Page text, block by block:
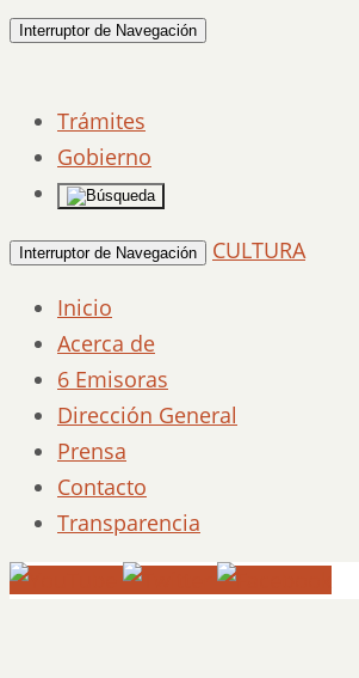
Interruptor de Navegación
Trámites
Gobierno
Interruptor de Navegación
CULTURA
Inicio
Acerca de
6 Emisoras
Dirección General
Prensa
Contacto
Transparencia